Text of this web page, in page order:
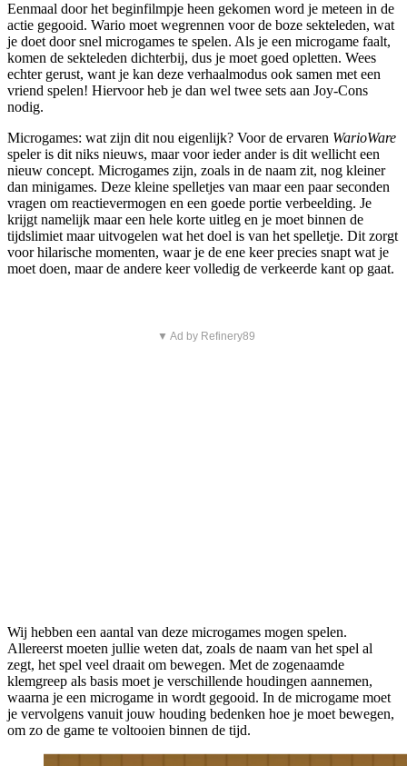
Eenmaal door het beginfilmpje heen gekomen word je meteen in de
actie gegooid. Wario moet wegrennen voor de boze sekteleden, wat
je doet door snel microgames te spelen. Als je een microgame faalt,
komen de sekteleden dichterbij, dus je moet goed opletten. Wees
echter gerust, want je kan deze verhaalmodus ook samen met een
vriend spelen! Hiervoor heb je dan wel twee sets aan Joy-Cons
nodig.
Microgames: wat zijn dit nou eigenlijk? Voor de ervaren WarioWare
speler is dit niks nieuws, maar voor ieder ander is dit wellicht een
nieuw concept. Microgames zijn, zoals in de naam zit, nog kleiner
dan minigames. Deze kleine spelletjes van maar een paar seconden
vragen om reactievermogen en een goede portie verbeelding. Je
krijgt namelijk maar een hele korte uitleg en je moet binnen de
tijdslimiet maar uitvogelen wat het doel is van het spelletje. Dit zorgt
voor hilarische momenten, waar je de ene keer precies snapt wat je
moet doen, maar de andere keer volledig de verkeerde kant op gaat.
▼ Ad by Refinery89
Wij hebben een aantal van deze microgames mogen spelen.
Allereerst moeten jullie weten dat, zoals de naam van het spel al
zegt, het spel veel draait om bewegen. Met de zogenaamde
klemgreep als basis moet je verschillende houdingen aannemen,
waarna je een microgame in wordt gegooid. In de microgame moet
je vervolgens vanuit jouw houding bedenken hoe je moet bewegen,
om zo de game te voltooien binnen de tijd.